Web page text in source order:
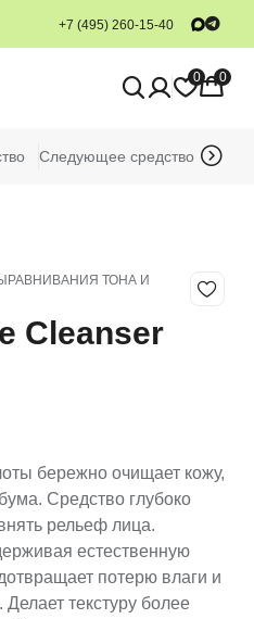
+7 (495) 260-15-40
0 0
Следующее средство
ТОНА И
Cleanser
бережно очищает кожу,
Средство глубоко
рельеф лица.
естественную
потерю влаги и
текстуру более